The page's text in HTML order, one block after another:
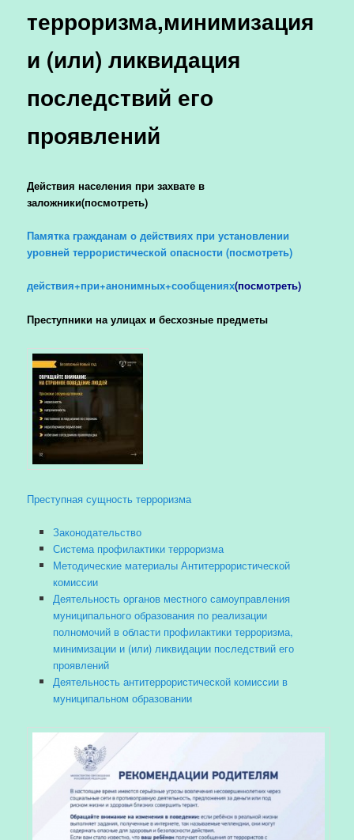
терроризма,минимизация
и (или) ликвидация
последствий его
проявлений
Действия населения при захвате в
заложники(посмотреть)
Памятка гражданам о действиях при установлении
уровней террористической опасности (посмотреть)
действия+при+анонимных+сообщениях(посмотреть)
Преступники на улицах и бесхозные предметы
Преступная сущность терроризма
Законодательство
Система профилактики терроризма
Методические материалы Антитеррористической
комиссии
Деятельность органов местного самоуправления
муниципального образования по реализации
полномочий в области профилактики терроризма,
минимизации и (или) ликвидации последствий его
проявлений
Деятельность антитеррористической комиссии в
муниципальном образовании